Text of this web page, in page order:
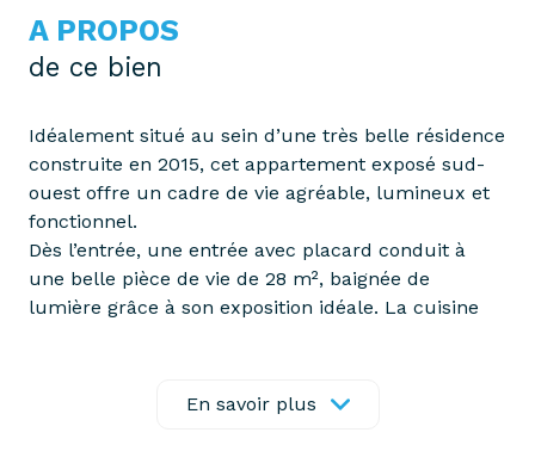
A PROPOS
de ce bien
Idéalement situé au sein d’une très belle résidence
construite en 2015, cet appartement exposé sud-
ouest offre un cadre de vie agréable, lumineux et
fonctionnel.
Dès l’entrée, une entrée avec placard conduit à
une belle pièce de vie de 28 m², baignée de
lumière grâce à son exposition idéale. La cuisine
terrasse de 7 m², parfaite pour profiter des beaux
En savoir plus